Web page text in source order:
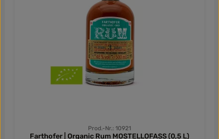
Prod.-Nr.: 10921
Farthofer | Organic Rum MOSTELLOFASS (0,5 L)